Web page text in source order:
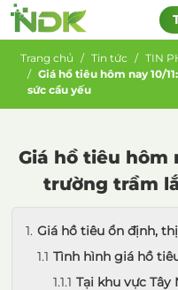
Trang chủ Tin tức
TIN
Giá hồ tiêu hôm nay 10/
sức cầu yếu
Giá hồ tiêu hôm
trường trầm
Giá hồ tiêu ổn định,
Tình hình giá hồ
Tại khu vực Tây